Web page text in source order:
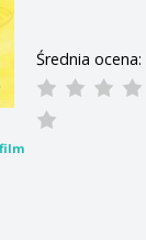
Średnia ocena: